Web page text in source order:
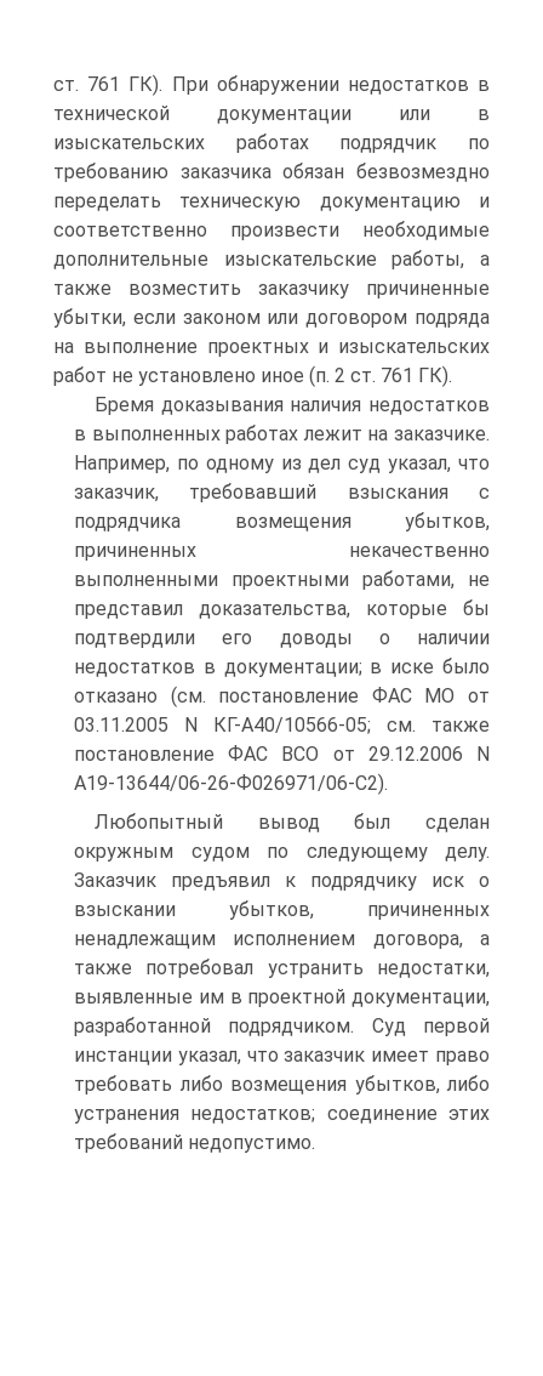
ст. 761 ГК). При обнаружении недостатков в
технической документации или в
изыскательских работах подрядчик по
требованию заказчика обязан безвозмездно
переделать техническую документацию и
соответственно произвести необходимые
дополнительные изыскательские работы, а
также возместить заказчику причиненные
убытки, если законом или договором подряда
на выполнение проектных и изыскательских
работ не установлено иное (п. 2 ст. 761 ГК).
Бремя доказывания наличия недостатков
в выполненных работах лежит на заказчике.
Например, по одному из дел суд указал, что
заказчик, требовавший взыскания с
подрядчика возмещения убытков,
причиненных некачественно
выполненными проектными работами, не
представил доказательства, которые бы
подтвердили его доводы о наличии
недостатков в документации; в иске было
отказано (см. постановление ФАС МО от
03.11.2005 N КГ-А40/10566-05; см. также
постановление ФАС ВСО от 29.12.2006 N
А19-13644/06-26-Ф026971/06-С2).
Любопытный вывод был сделан
окружным судом по следующему делу.
Заказчик предъявил к подрядчику иск о
взыскании убытков, причиненных
ненадлежащим исполнением договора, а
также потребовал устранить недостатки,
выявленные им в проектной документации,
разработанной подрядчиком. Суд первой
инстанции указал, что заказчик имеет право
требовать либо возмещения убытков, либо
устранения недостатков; соединение этих
требований недопустимо.